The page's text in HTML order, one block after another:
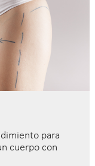
para
cuerpo con